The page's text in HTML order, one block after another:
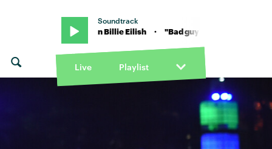
Soundtrack
guy" von Billie Eilish · "Bad guy" von Billie Eilish
Live Playlist